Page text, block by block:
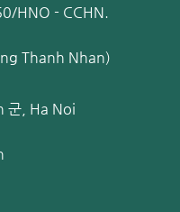
HNO - CCHN.
Thanh Nhan)
군, Ha Noi